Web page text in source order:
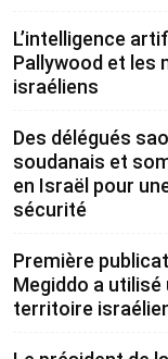
L’intelligence
Pallywood et les
israéliens
Des délégués
soudanais et
en Israël pour
sécurité
Première
Megiddo a
territoire